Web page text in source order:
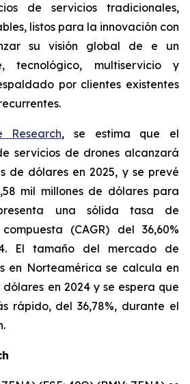
de servicios tradicionales,
listos para la innovación con
su visión global de e un
tecnológico, multiservicio y
por clientes existentes
Research, se estima que el
servicios de drones alcanzará
de dólares en 2025, y se prevé
mil millones de dólares para
una sólida tasa de
(CAGR) del 36,60%
El tamaño del mercado de
en Norteamérica se calcula en
en 2024 y se espera que
rápido, del 36,78%, durante el